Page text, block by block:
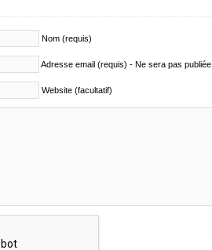
Nom (requis)
Adresse email (requis) - Ne sera pas publiée
Website (facultatif)